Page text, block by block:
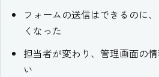
フォームの送信はできるのに
くなった
担当者が変わり、管理画面の
い